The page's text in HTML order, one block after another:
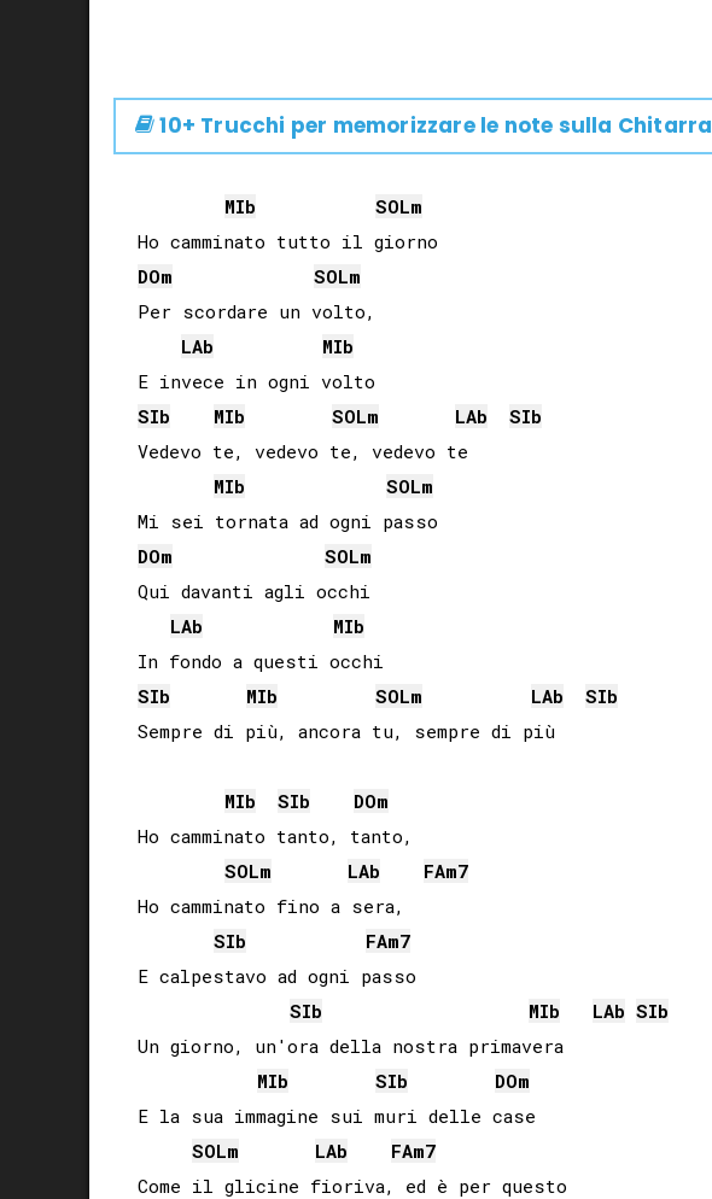
10+ Trucchi per memorizzare le note sulla Chitarra
MIb SOLm
DOm SOLm
Per scordare un volto,
LAb
MIb
SIb
MIb SOLm LAb
SIb
Vedevo te, vedevo te, vedevo te
MIb
SOLm
DOm SOLm
Qui davanti agli occhi
LAb
MIb
SIb
MIb SOLm LAb
SIb
Sempre di più, ancora tu, sempre di più
MIb SIb DOm
Ho camminato tanto, tanto,
SOLm LAb FAm7
Ho camminato fino a sera,
SIb
FAm7
E calpestavo ad ogni passo
SIb
MIb LAb SIb
Un giorno, un'ora della nostra primavera
MIb
SIb DOm
E la sua immagine sui muri delle case
SOLm LAb FAm7
Come il glicine fioriva, ed è per questo